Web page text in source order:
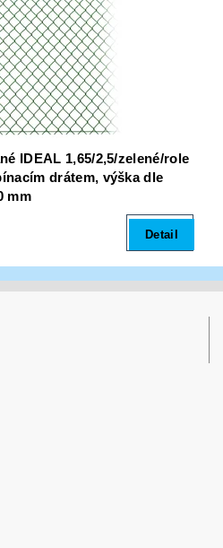
IDEAL 1,65/2,5/zelené/role
drátem, výška dle
mm
Detail